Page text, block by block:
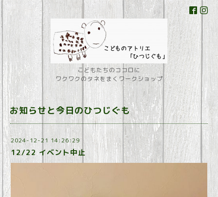
こどもたちのココロに
ワクワクのタネをまくワークショップ
お知らせと今日のひつじぐも
2024-12-21 14:26:29
12/22 イベント中止